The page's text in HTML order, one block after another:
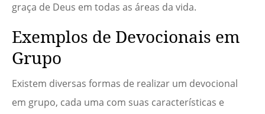
graça de Deus em todas as áreas da vida.
Exemplos de Devocionais em
Grupo
Existem diversas formas de realizar um devocional
em grupo, cada uma com suas características e